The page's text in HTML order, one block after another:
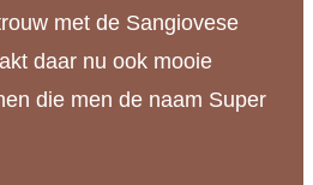
met de Sangiovese
daar nu ook mooie
die men de naam Super